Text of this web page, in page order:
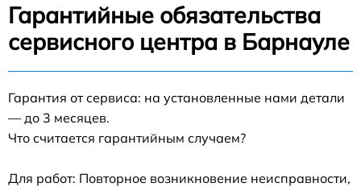
Гарантийные обязательства
сервисного центра в Барнауле
Гарантия от сервиса: на установленные нами детали
— до 3 месяцев.
Что считается гарантийным случаем?
Для работ: Повторное возникновение неисправности,